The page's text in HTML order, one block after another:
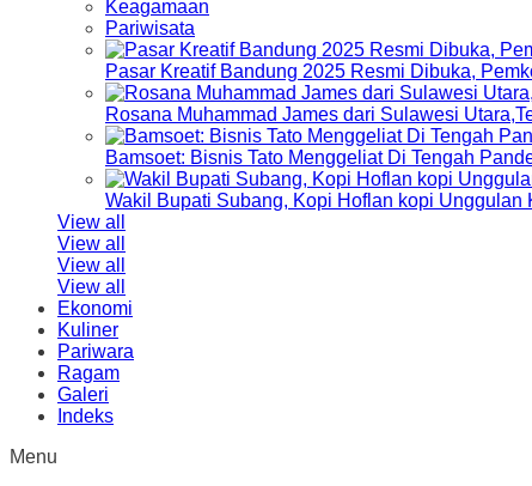
Keagamaan
Pariwisata
Pasar Kreatif Bandung 2025 Resmi Dibuka,
Rosana Muhammad James dari Sulawesi
Bamsoet: Bisnis Tato Menggeliat Di Tengah
Wakil Bupati Subang, Kopi Hoflan kopi Unggulan
View all
View all
View all
View all
Ekonomi
Kuliner
Pariwara
Ragam
Galeri
Indeks
Menu